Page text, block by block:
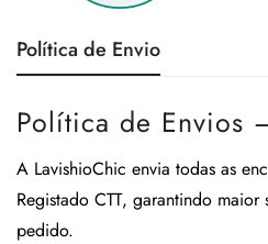
Política de Envio
Política de Envios
A LavishioChic envia todas as
Registado CTT, garantindo maior
pedido.